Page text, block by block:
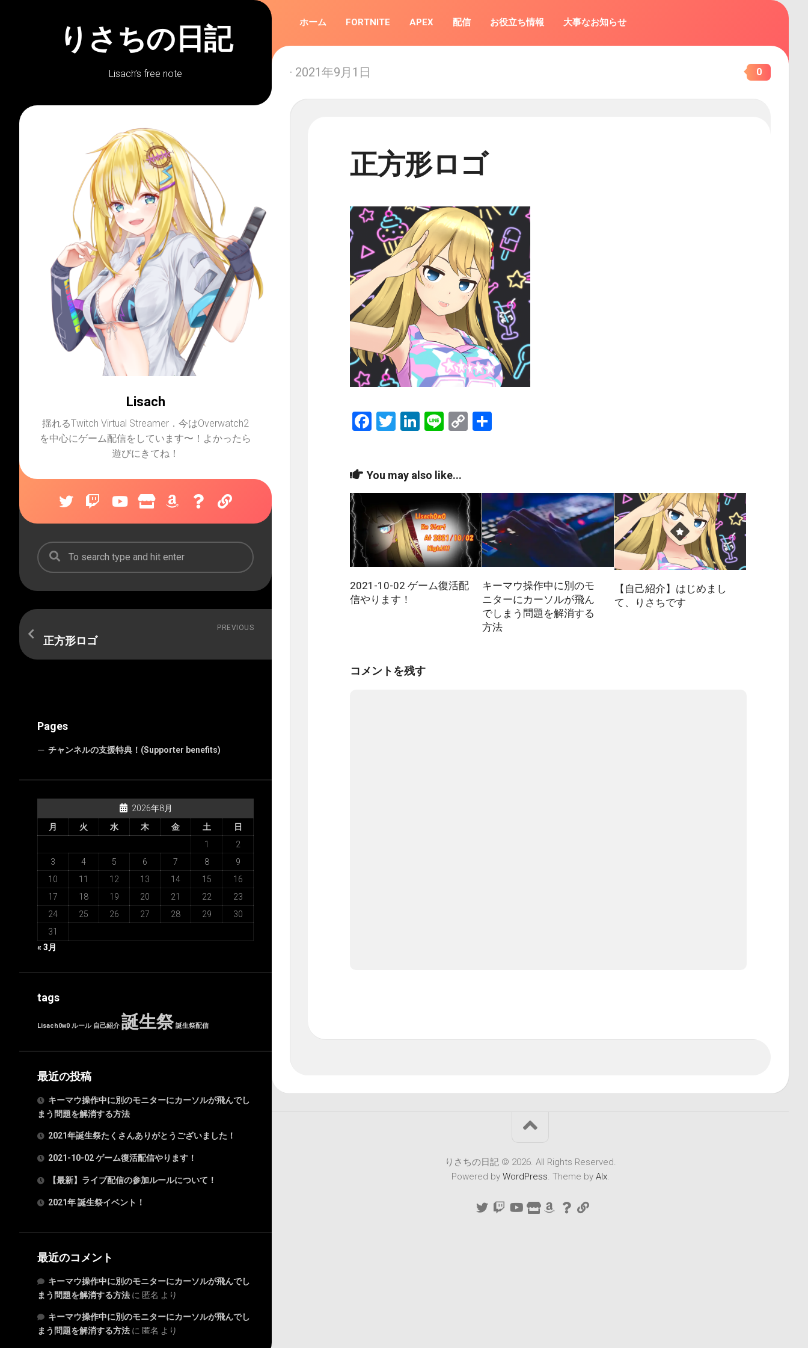
りさちの日記
Lisach’s free note
Lisach
揺れるTwitch Virtual Streamer．今はOverwatch2
を中心にゲーム配信をしています〜！よかったら
遊びにきてね！
PREVIOUS
正方形ロゴ
Pages
チャンネルの支援特典！(Supporter benefits)
2026年8月
月
火 水 木 金 土
日
1
2
3
4 5 6 7 8
9
10
11 12 13 14 15
16
17
18 19 20 21 22
23
24
25 26 27 28 29
30
31
« 3月
tags
Lisach0w0 ルール 自己紹介 誕生祭 誕生祭配信
最近の投稿
キーマウ操作中に別のモニターにカーソルが飛んでし
まう問題を解消する方法
2021年誕生祭たくさんありがとうございました！
2021-10-02 ゲーム復活配信やります！
【最新】ライブ配信の参加ルールについて！
2021年 誕生祭イベント！
最近のコメント
キーマウ操作中に別のモニターにカーソルが飛んでし
まう問題を解消する方法 に 匿名 より
キーマウ操作中に別のモニターにカーソルが飛んでし
まう問題を解消する方法 に 匿名 より
ホーム FORTNITE APEX 配信 お役立ち情報 大事なお知らせ
· 2021年9月1日 0
正方形ロゴ
Facebook
Twitter
LinkedIn
LineCopy
You may also like...
2021-10-02 ゲーム復活配
信やります！
キーマウ操作中に別のモ
ニターにカーソルが飛ん
でしまう問題を解消する
方法
【自己紹介】はじめまし
て、りさちです
コメントを残す
りさちの日記 © 2026. All Rights Reserved.
Powered by WordPress. Theme by Alx.